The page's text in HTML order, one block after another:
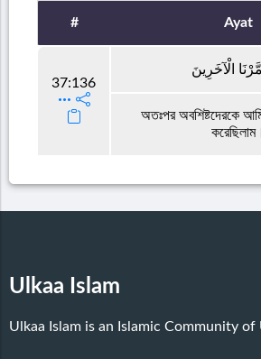
# Ayat
37:136
الْآخَرِينَ
অতঃপর অবশিষ্টদেরকে
করেছিলাম।
Ulkaa Islam
Ulkaa Islam is an Islamic Community